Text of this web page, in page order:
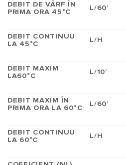
DEBIT DE VÂRF ÎN
PRIMA ORA 45°C
L/60’
DEBIT CONTINUU
LA 45°C
L/H
DEBIT MAXIM
LA60°C
L/10’
DEBIT MAXIM ÎN
PRIMA ORA LA 60°C
L/60’
DEBIT CONTINUU
LA 60°C
L/H